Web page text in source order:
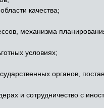
качества;
механизма
условиях;
органов,
и сотрудничество с